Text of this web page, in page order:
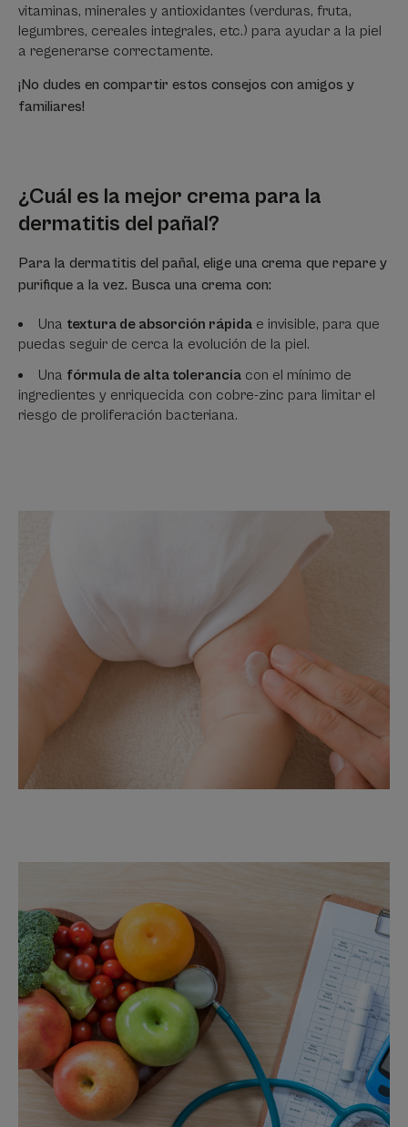
vitaminas, minerales y antioxidantes (verduras, fruta,
legumbres, cereales integrales, etc.) para ayudar a la piel
a regenerarse correctamente.
¡No dudes en compartir estos consejos con amigos y
familiares!
¿Cuál es la mejor crema para la
dermatitis del pañal?
Para la dermatitis del pañal, elige una crema que repare y
purifique a la vez. Busca una crema con:
Una textura de absorción rápida e invisible, para que
puedas seguir de cerca la evolución de la piel.
Una fórmula de alta tolerancia con el mínimo de
ingredientes y enriquecida con cobre-zinc para limitar el
riesgo de proliferación bacteriana.